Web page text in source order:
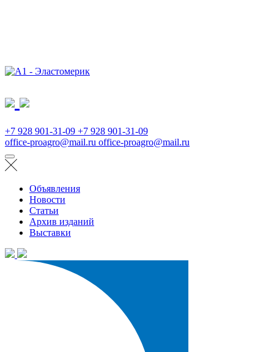
+7 928 901-31-09 +7 928 901-31-09
office-proagro@mail.ru office-proagro@mail.ru
Объявления
Новости
Статьи
Архив изданий
Выставки